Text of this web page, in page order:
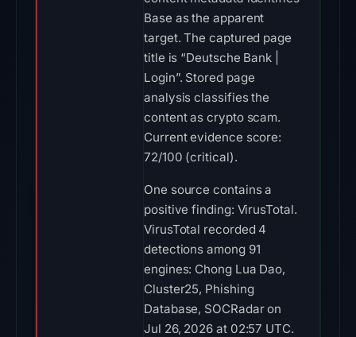
Base as the apparent
target. The captured page
title is “Deutsche Bank |
Login”. Stored page
analysis classifies the
content as crypto scam.
Current evidence score:
72/100 (critical).
One source contains a
positive finding: VirusTotal.
VirusTotal recorded 4
detections among 91
engines: Chong Lua Dao,
Cluster25, Phishing
Database, SOCRadar on
Jul 26, 2026 at 02:57 UTC.